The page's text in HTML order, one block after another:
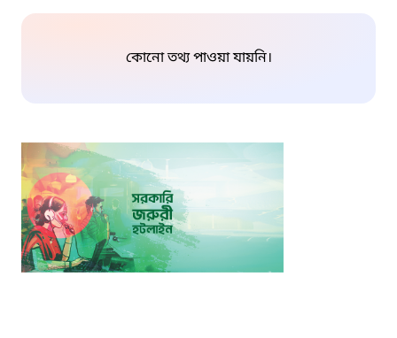
কোনো তথ্য পাওয়া যায়নি।